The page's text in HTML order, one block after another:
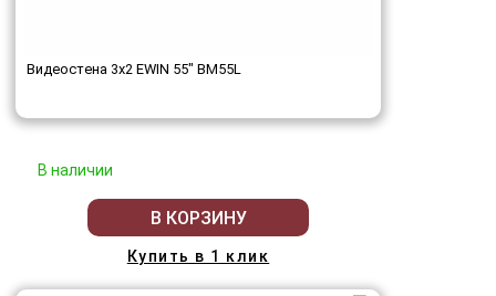
Видеостена 3x2 EWIN 55" BM55L
В наличии
В КОРЗИНУ
Купить в 1 клик